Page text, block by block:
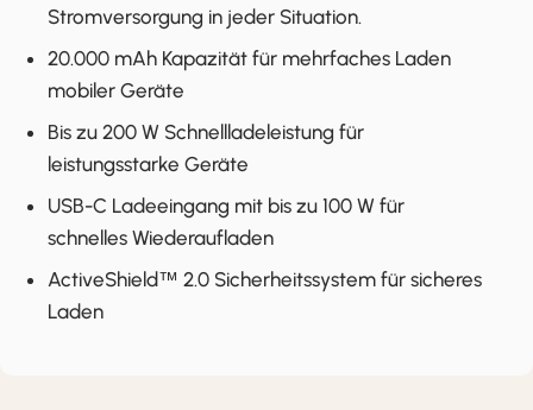
Stromversorgung in jeder Situation.
20.000 mAh Kapazität für mehrfaches Laden
mobiler Geräte
Bis zu 200 W Schnellladeleistung für
leistungsstarke Geräte
USB-C Ladeeingang mit bis zu 100 W für
schnelles Wiederaufladen
ActiveShield™ 2.0 Sicherheitssystem für sicheres
Laden